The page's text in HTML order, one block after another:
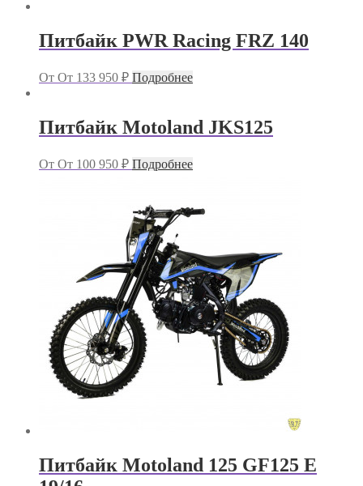
Питбайк PWR Racing FRZ 140
От От 133 950 ₽ Подробнее
Питбайк Motoland JKS125
От От 100 950 ₽ Подробнее
Питбайк Motoland 125 GF125 E